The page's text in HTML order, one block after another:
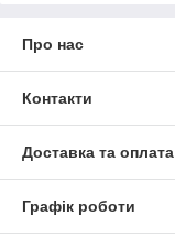
Про нас
Контакти
Доставка та оплата
Графік роботи